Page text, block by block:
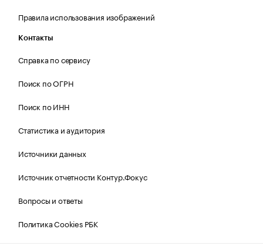
Правила использования изображений
Контакты
Справка по сервису
Поиск по ОГРН
Поиск по ИНН
Статистика и аудитория
Источники данных
Источник отчетности Контур.Фокус
Вопросы и ответы
Политика Cookies РБК